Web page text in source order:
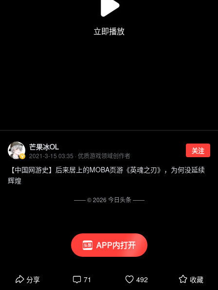
APP内打开
芒果冰OL
2021-3-15 03:35 · 优质游戏领域创作者
关注
【中国网游史】后来居上的MOBA页游《英魂之刃》，为何没延续
辉煌
分享 71 492 收藏
—— ©2026 今日头条——